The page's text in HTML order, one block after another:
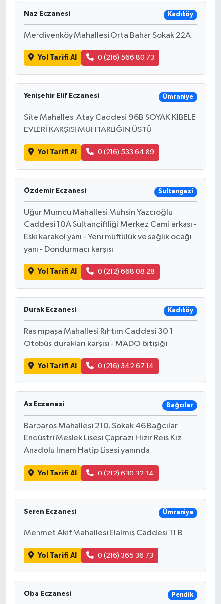
Naz Eczanesi Kadıköy
Merdivenköy Mahallesi Orta Bahar Sokak 22A
Yol Tarifi Al 0 (216) 566 80 73
Yenişehir Elif Eczanesi Ümraniye
Site Mahallesi Atay Caddesi 96B SOYAK KİBELE
EVLERİ KARŞISI MUHTARLIĞIN ÜSTÜ
Yol Tarifi Al 0 (216) 533 64 89
Özdemir Eczanesi Sultangazi
Uğur Mumcu Mahallesi Muhsin Yazcıoğlu
Caddesi 10A Sultançiftliği Merkez Cami arkası -
Eski karakol yanı - Yeni müftülük ve sağlık ocağı
yanı - Dondurmacı karşısı
Yol Tarifi Al 0 (212) 668 08 28
Durak Eczanesi Kadıköy
Rasimpaşa Mahallesi Rıhtım Caddesi 30 1
Otobüs durakları karşısı - MADO bitişiği
Yol Tarifi Al 0 (216) 342 67 14
As Eczanesi Bağcılar
Barbaros Mahallesi 210. Sokak 46 Bağcılar
Endüstri Meslek Lisesi Çaprazı Hızır Reis Kız
Anadolu İmam Hatip Lisesi yanında
Yol Tarifi Al 0 (212) 630 32 34
Seren Eczanesi Ümraniye
Mehmet Akif Mahallesi Elalmış Caddesi 11 B
Yol Tarifi Al 0 (216) 365 36 73
Oba Eczanesi Pendik